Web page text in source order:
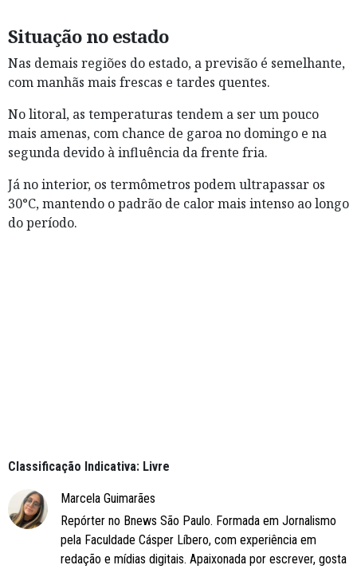
Situação no estado
Nas demais regiões do estado, a previsão é semelhante,
com manhãs mais frescas e tardes quentes.
No litoral, as temperaturas tendem a ser um pouco
mais amenas, com chance de garoa no domingo e na
segunda devido à influência da frente fria.
Já no interior, os termômetros podem ultrapassar os
30°C, mantendo o padrão de calor mais intenso ao longo
do período.
Classificação Indicativa: Livre
Marcela Guimarães
Repórter no Bnews São Paulo. Formada em Jornalismo
pela Faculdade Cásper Líbero, com experiência em
redação e mídias digitais. Apaixonada por escrever, gosta